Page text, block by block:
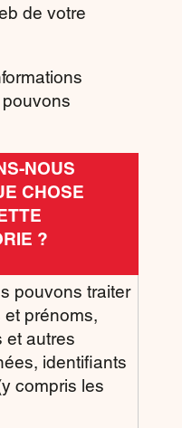
de votre
NOUS
CHOSE
?
pouvons traiter
et prénoms,
et autres
identifiants
compris les